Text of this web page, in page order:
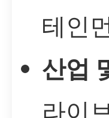
테인
산업
라이